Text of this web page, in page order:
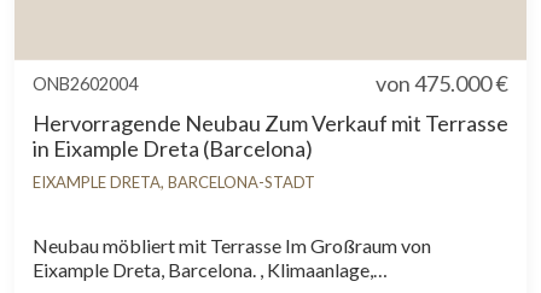
ONB2602004 von475.000 €
Hervorragende Neubau Zum Verkauf mit Terrasse
in Eixample Dreta (Barcelona)
EIXAMPLE DRETA, BARCELONA-STADT
Neubau möbliert mit Terrasse Im Großraum von
Eixample Dreta, Barcelona. , Klimaanlage,